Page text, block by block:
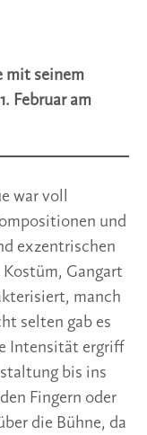
mit seinem
Februar am
war voll
und
exzentrischen
Gangart
manch
selten gab es
Intensität ergriff
bis ins
Fingern oder
die Bühne, da